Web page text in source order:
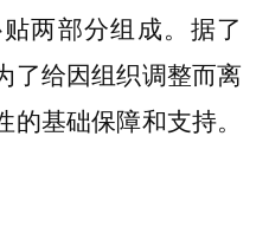
两部分组成。据了
了给因组织调整而离
基础保障和支持。